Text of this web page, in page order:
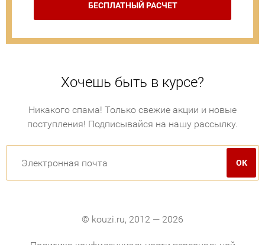
БЕСПЛАТНЫЙ РАСЧЕТ
Хочешь быть в курсе?
Никакого спама! Только свежие акции и новые
поступления! Подписывайся на нашу рассылку.
© kouzi.ru, 2012 — 2026